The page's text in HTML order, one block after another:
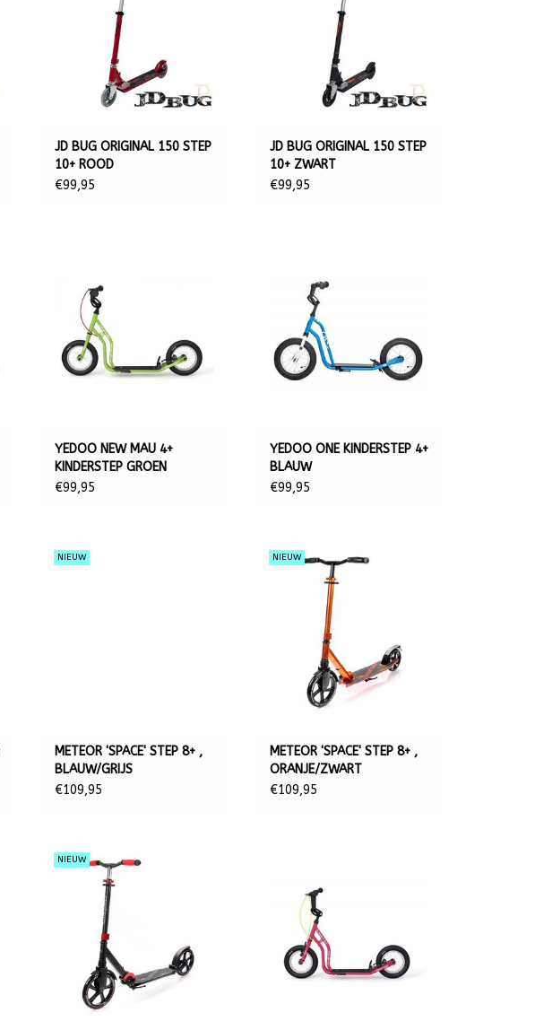
JD BUG ORIGINAL 150 STEP
10+ ROOD
€99,95
JD BUG ORIGINAL 150 STEP
10+ ZWART
€99,95
YEDOO NEW MAU 4+
KINDERSTEP GROEN
€99,95
YEDOO ONE KINDERSTEP 4+
BLAUW
€99,95
NIEUW
METEOR 'SPACE' STEP 8+ ,
BLAUW/GRIJS
€109,95
NIEUW
METEOR 'SPACE' STEP 8+ ,
ORANJE/ZWART
€109,95
NIEUW